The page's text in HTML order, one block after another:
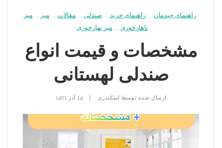
راهنمای چیدمان راهنمای خرید صندلی مقالات میز
میز
ناهارخوری
میز نهارخوری
مشخصات و قیمت انواع
صندلی لهستانی
ارسال شده توسط اسکندری 14 آذر 1401